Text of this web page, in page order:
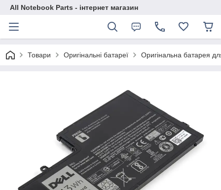
All Notebook Parts - інтернет магазин
Товари Оригінальні батареї Оригінальна батарея